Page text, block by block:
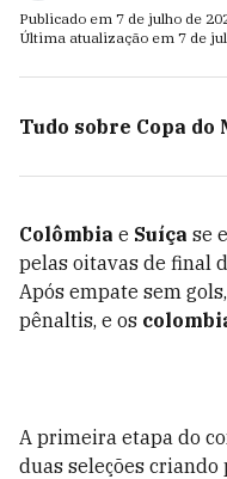
Publicado em 7 de julho de
Última atualização em 7 de
Tudo sobre Copa do
Colômbia e Suíça se
pelas oitavas de final
Após empate sem
pênaltis, e os
A primeira etapa do
duas seleções